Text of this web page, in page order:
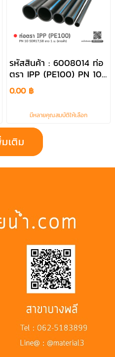
รหัสสินค้า : 6008014 ท่อ
ตรา IPP (PE100) PN 10
SDR17,S8 ยาว 1 ม. (คาด
ฟ้า)
0.00 ฿
มีหลายคุณสมบัติให้เลือก
เติม